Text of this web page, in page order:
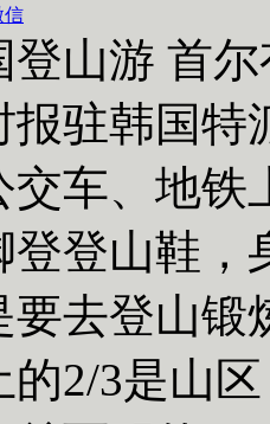
信
登山游 首
韩国特
交车、地铁
登登山鞋，
要去登山锻
3是山区